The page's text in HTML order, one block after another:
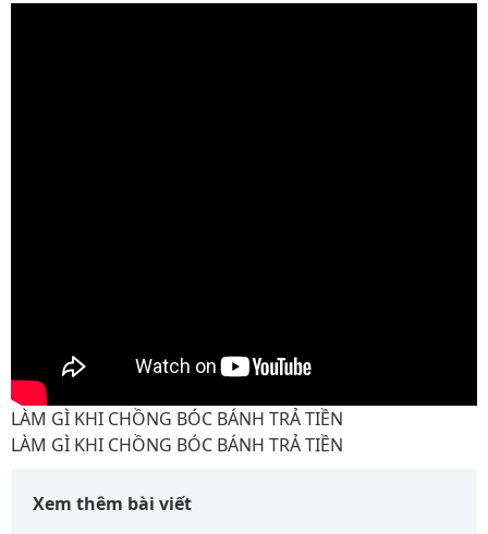
LÀM GÌ KHI CHỒNG BÓC BÁNH TRẢ TIỀN
LÀM GÌ KHI CHỒNG BÓC BÁNH TRẢ TIỀN
Xem thêm bài viết